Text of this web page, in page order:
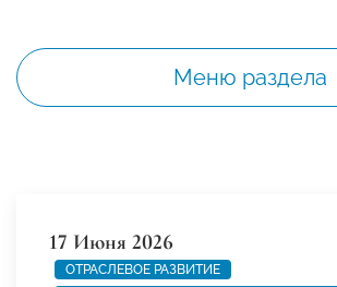
Меню раздела
17 Июня 2026
ОТРАСЛЕВОЕ РАЗВИТИЕ